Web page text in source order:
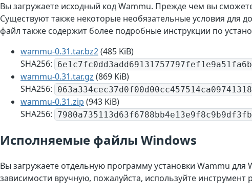
Вы загружаете исходный код Wammu. Прежде чем вы
Существуют также некоторые необязательные условия для
файл также содержит более подробные инструкции по
wammu-0.31.tar.bz2(485 KiB)
SHA256:
wammu-0.31.tar.gz (869 KiB)
SHA256:
wammu-0.31.zip (943 KiB)
SHA256:
Исполняемые файлы Windows
Вы загружаете отдельную программу установки Wammu
зависимости вручную, пожалуйста, используйте инструмент